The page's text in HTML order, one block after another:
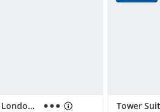
Motel One London-Tower Hill